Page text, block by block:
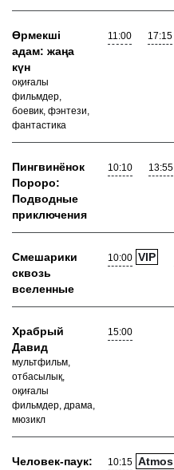
Өрмекші
адам: жаңа
күн
оқиғалы
фильмдер,
боевик, фэнтези,
фантастика
11:00 17:15
Пингвинёнок
Пороро:
Подводные
приключения
10:10 13:55
Смешарики
сквозь
вселенные
10:00 VIP
Храбрый
Давид
мультфильм,
отбасылық,
оқиғалы
фильмдер, драма,
мюзикл
15:00
Человек-паук:
10:15 Atmos